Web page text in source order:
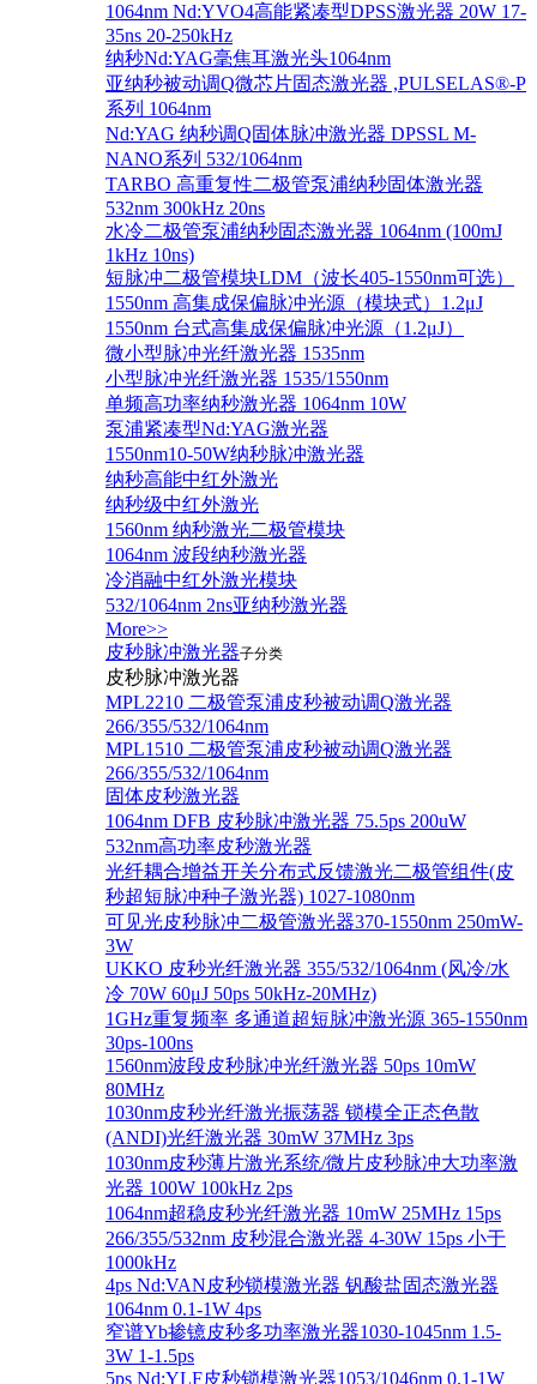
1064nm Nd:YVO4高能紧凑型DPSS激光器 20W 17-
35ns 20-250kHz
纳秒Nd:YAG毫焦耳激光头1064nm
亚纳秒被动调Q微芯片固态激光器 ,PULSELAS®-P
系列 1064nm
Nd:YAG 纳秒调Q固体脉冲激光器 DPSSL M-
NANO系列 532/1064nm
TARBO 高重复性二极管泵浦纳秒固体激光器
532nm 300kHz 20ns
水冷二极管泵浦纳秒固态激光器 1064nm (100mJ
1kHz 10ns)
短脉冲二极管模块LDM（波长405-1550nm可选）
1550nm 高集成保偏脉冲光源（模块式）1.2μJ
1550nm 台式高集成保偏脉冲光源（1.2μJ）
微小型脉冲光纤激光器 1535nm
小型脉冲光纤激光器 1535/1550nm
单频高功率纳秒激光器 1064nm 10W
泵浦紧凑型Nd:YAG激光器
1550nm10-50W纳秒脉冲激光器
纳秒高能中红外激光
纳秒级中红外激光
1560nm 纳秒激光二极管模块
1064nm 波段纳秒激光器
冷消融中红外激光模块
532/1064nm 2ns亚纳秒激光器
More>>
皮秒脉冲激光器子分类
皮秒脉冲激光器
​MPL2210 二极管泵浦皮秒被动调Q激光器
266/355/532/1064nm
MPL1510 二极管泵浦皮秒被动调Q激光器
266/355/532/1064nm
固体皮秒激光器
1064nm DFB 皮秒脉冲激光器 75.5ps 200uW
532nm高功率皮秒激光器
光纤耦合增益开关分布式反馈激光二极管组件(皮
秒超短脉冲种子激光器) 1027-1080nm
可见光皮秒脉冲二极管激光器370-1550nm 250mW-
3W
UKKO 皮秒光纤激光器 355/532/1064nm (风冷/水
冷 70W 60μJ 50ps 50kHz-20MHz)
1GHz重复频率 多通道超短脉冲激光源 365-1550nm
30ps-100ns
1560nm波段皮秒脉冲光纤激光器 50ps 10mW
80MHz
1030nm皮秒光纤激光振荡器 锁模全正态色散
(ANDI)光纤激光器 30mW 37MHz 3ps
1030nm皮秒薄片激光系统/微片皮秒脉冲大功率激
光器 100W 100kHz 2ps
1064nm超稳皮秒光纤激光器 10mW 25MHz 15ps
266/355/532nm 皮秒混合激光器 4-30W 15ps 小于
1000kHz
4ps Nd:VAN皮秒锁模激光器 钒酸盐固态激光器
1064nm 0.1-1W 4ps
窄谱Yb掺镱皮秒多功率激光器1030-1045nm 1.5-
3W 1-1.5ps
5ps Nd:YLF皮秒锁模激光器1053/1046nm 0.1-1W